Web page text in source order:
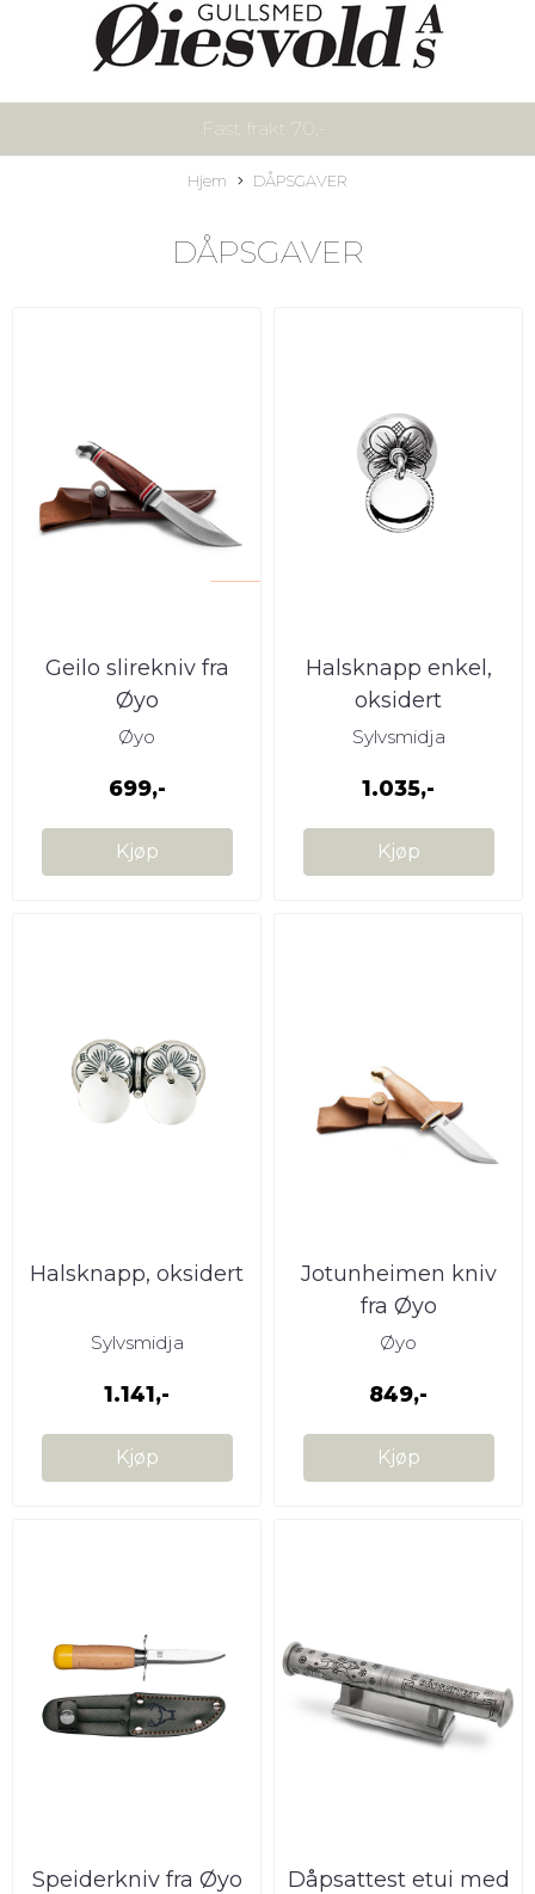
Fast frakt 70,-
Hjem DÅPSGAVER
DÅPSGAVER
Geilo slirekniv fra
Øyo
Øyo
699,-
Kjøp
Halsknapp enkel,
oksidert
Sylvsmidja
1.035,-
Kjøp
Halsknapp, oksidert
Sylvsmidja
1.141,-
Kjøp
Jotunheimen kniv
fra Øyo
Øyo
849,-
Kjøp
Speiderkniv fra Øyo
Dåpsattest etui med